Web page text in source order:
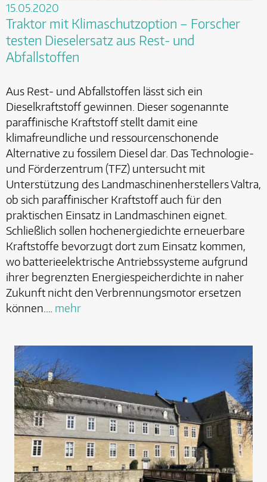
15.05.2020
Traktor mit Klimaschutzoption – Forscher
testen Dieselersatz aus Rest- und
Abfallstoffen
Aus Rest- und Abfallstoffen lässt sich ein
Dieselkraftstoff gewinnen. Dieser sogenannte
paraffinische Kraftstoff stellt damit eine
klimafreundliche und ressourcenschonende
Alternative zu fossilem Diesel dar. Das Technologie-
und Förderzentrum (TFZ) untersucht mit
Unterstützung des Landmaschinenherstellers Valtra,
ob sich paraffinischer Kraftstoff auch für den
praktischen Einsatz in Landmaschinen eignet.
Schließlich sollen hochenergiedichte erneuerbare
Kraftstoffe bevorzugt dort zum Einsatz kommen,
wo batterieelektrische Antriebssysteme aufgrund
ihrer begrenzten Energiespeicherdichte in naher
Zukunft nicht den Verbrennungsmotor ersetzen
können.… mehr